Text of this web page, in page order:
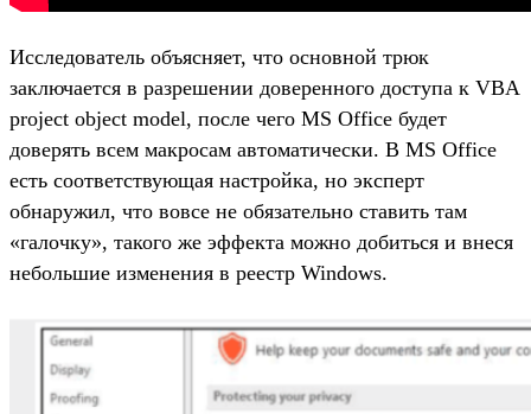
Исследователь объясняет, что основной трюк
заключается в разрешении доверенного доступа к VBA
project object model, после чего MS Office будет
доверять всем макросам автоматически. В MS Office
есть соответствующая настройка, но эксперт
обнаружил, что вовсе не обязательно ставить там
«галочку», такого же эффекта можно добиться и внеся
небольшие изменения в реестр Windows.